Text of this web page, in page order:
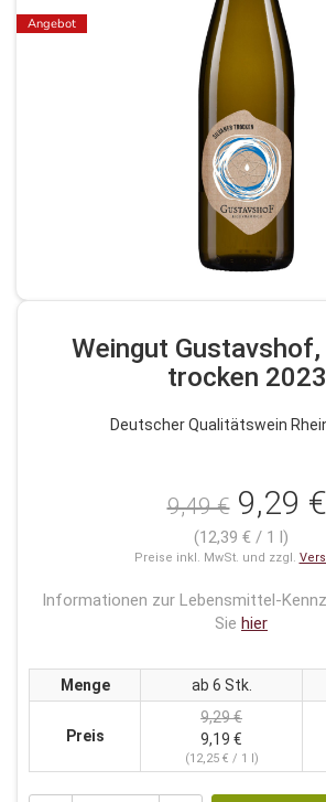
Angebot
Weingut
trocken 2023
Deutscher Qualitätswein
9,49 €9,29 €
(12,39 € / 1 l)
Preise inkl. MwSt. und zzgl.
Informationen zur Lebensmittel-
Sie hier
Menge ab 6 Stk.
Preis
9,29 €
9,19 €
(12,25 € / 1 l)